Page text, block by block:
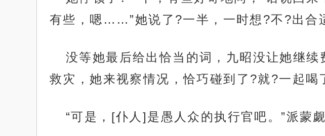
有些，嗯……”她说了?一半，一时想?不?出合
没等她最后给出恰当的词，九昭没让她继
救灾，她来视察情况，恰巧碰到了?就?一起喝
“可是，[仆人]是愚人众的执行官吧。”派蒙